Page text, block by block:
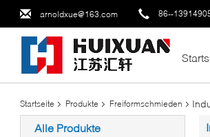
arnoldxue@163.com 86--
Startseite Produkte Freiformschmieden
Alle Produkte